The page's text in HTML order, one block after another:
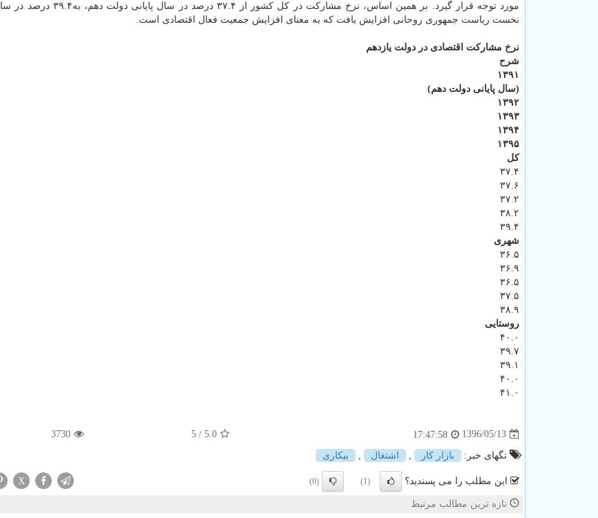
مورد توجه قرار گیرد. بر همین اساس، نرخ مشاركت در كل كشور
نخست ریاست جمهوری روحانی افزایش یافت كه به معنای افزایش جمعیت فعال اقتصادی است.
نرخ مشاركت اقتصادی در دولت یازدهم
شرح
۱۳۹۱
(سال پایانی دولت دهم)
۱۳۹۲
۱۳۹۳
۱۳۹۴
۱۳۹۵
كل
۳۷.۴
۳۷.۶
۳۷.۲
۳۸.۲
۳۹.۴
شهری
۳۶.۵
۳۶.۹
۳۶.۵
۳۷.۵
۳۸.۹
روستایی
۴۰.۰
۳۹.۷
۳۹.۱
۴۰.۰
۴۱.۰
1396/05/13
17:47:58
5.0
/ 5
3730
تگهای خبر: بازار كار اشتغال بیكاری
این مطلب را می پسندید؟ (1)
(0)
X
تازه ترین مطالب مرتبط